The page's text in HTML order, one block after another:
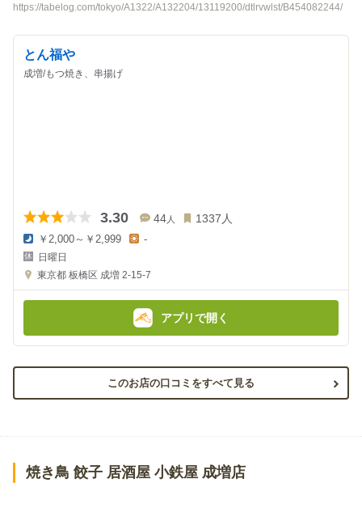
https://tabelog.com/tokyo/A1322/A132204/13119200/dtlrvwlst/B454082244/
とん福や
成増/もつ焼き、串揚げ
3.30 44人 1337人
夜
の
金
￥2,000～￥2,999
金
-
日曜日
東京都 板橋区 成増 2-15-7
アプリで開く
このお店の口コミをすべて見る
焼き鳥 餃子 居酒屋 小鉄屋 成増店